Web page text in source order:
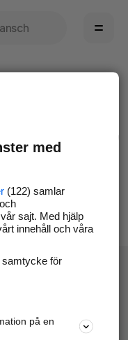
avhjälpa det.
och försök igen
med
(122) samlar
sajt. Med hjälp
innehåll och våra
för
på en